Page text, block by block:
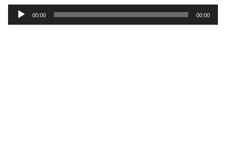
声
00:00 00:00